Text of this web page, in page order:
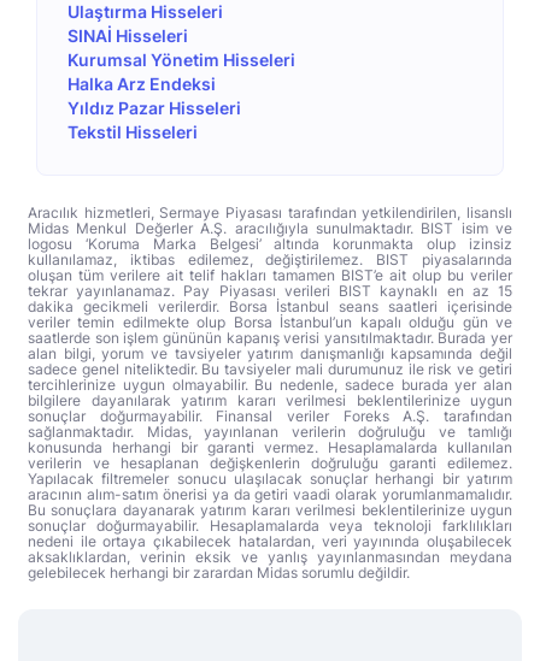
Ulaştırma Hisseleri
SINAİ Hisseleri
Kurumsal Yönetim Hisseleri
Halka Arz Endeksi
Yıldız Pazar Hisseleri
Tekstil Hisseleri
Aracılık hizmetleri, Sermaye Piyasası tarafından yetkilendirilen, lisanslı
Midas Menkul Değerler A.Ş. aracılığıyla sunulmaktadır. BIST isim ve
logosu ‘Koruma Marka Belgesi’ altında korunmakta olup izinsiz
kullanılamaz, iktibas edilemez, değiştirilemez. BIST piyasalarında
oluşan tüm verilere ait telif hakları tamamen BIST’e ait olup bu veriler
tekrar yayınlanamaz. Pay Piyasası verileri BIST kaynaklı en az 15
dakika gecikmeli verilerdir. Borsa İstanbul seans saatleri içerisinde
veriler temin edilmekte olup Borsa İstanbul’un kapalı olduğu gün ve
saatlerde son işlem gününün kapanış verisi yansıtılmaktadır. Burada yer
alan bilgi, yorum ve tavsiyeler yatırım danışmanlığı kapsamında değil
sadece genel niteliktedir. Bu tavsiyeler mali durumunuz ile risk ve getiri
tercihlerinize uygun olmayabilir. Bu nedenle, sadece burada yer alan
bilgilere dayanılarak yatırım kararı verilmesi beklentilerinize uygun
sonuçlar doğurmayabilir. Finansal veriler Foreks A.Ş. tarafından
sağlanmaktadır. Midas, yayınlanan verilerin doğruluğu ve tamlığı
konusunda herhangi bir garanti vermez. Hesaplamalarda kullanılan
verilerin ve hesaplanan değişkenlerin doğruluğu garanti edilemez.
Yapılacak filtremeler sonucu ulaşılacak sonuçlar herhangi bir yatırım
aracının alım-satım önerisi ya da getiri vaadi olarak yorumlanmamalıdır.
Bu sonuçlara dayanarak yatırım kararı verilmesi beklentilerinize uygun
sonuçlar doğurmayabilir. Hesaplamalarda veya teknoloji farklılıkları
nedeni ile ortaya çıkabilecek hatalardan, veri yayınında oluşabilecek
aksaklıklardan, verinin eksik ve yanlış yayınlanmasından meydana
gelebilecek herhangi bir zarardan Midas sorumlu değildir.